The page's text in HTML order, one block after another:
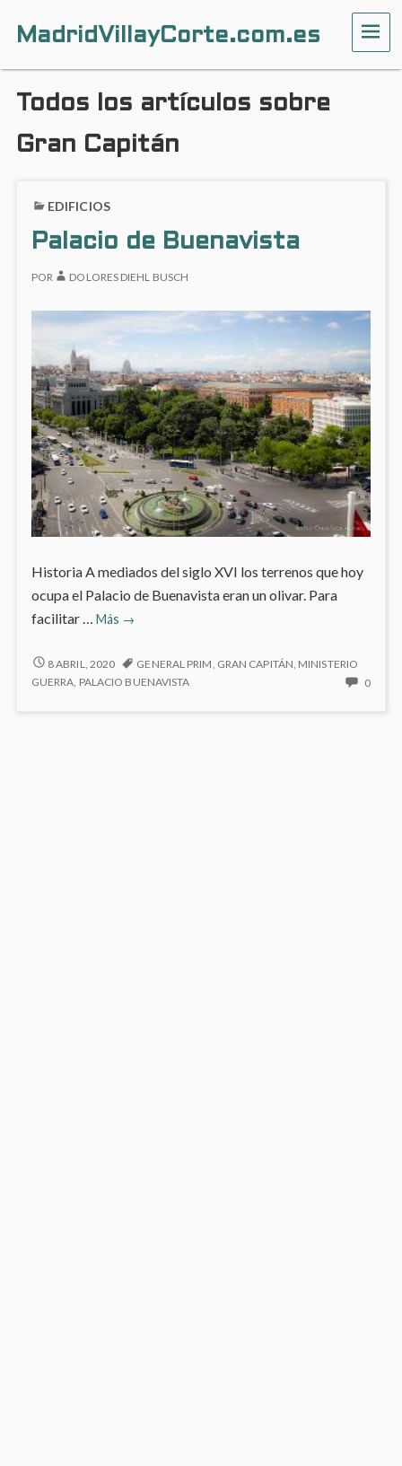
MadridVillayCorte.com.es
Todos los artículos sobre
Gran Capitán
EDIFICIOS
Palacio de Buenavista
POR DOLORES DIEHL BUSCH
Historia A mediados del siglo XVI los terrenos que hoy
ocupa el Palacio de Buenavista eran un olivar. Para
facilitar … Más
Palacio
Buenavista
→
PALACIO
DE
8 ABRIL, 2020 GENERAL PRIM, GRAN CAPITÁN, MINISTERIO
GUERRA, PALACIO BUENAVISTA 0NO